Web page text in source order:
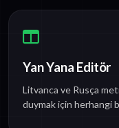
Yan Yana Editör
Litvanca ve Rusça
duymak için herhangi